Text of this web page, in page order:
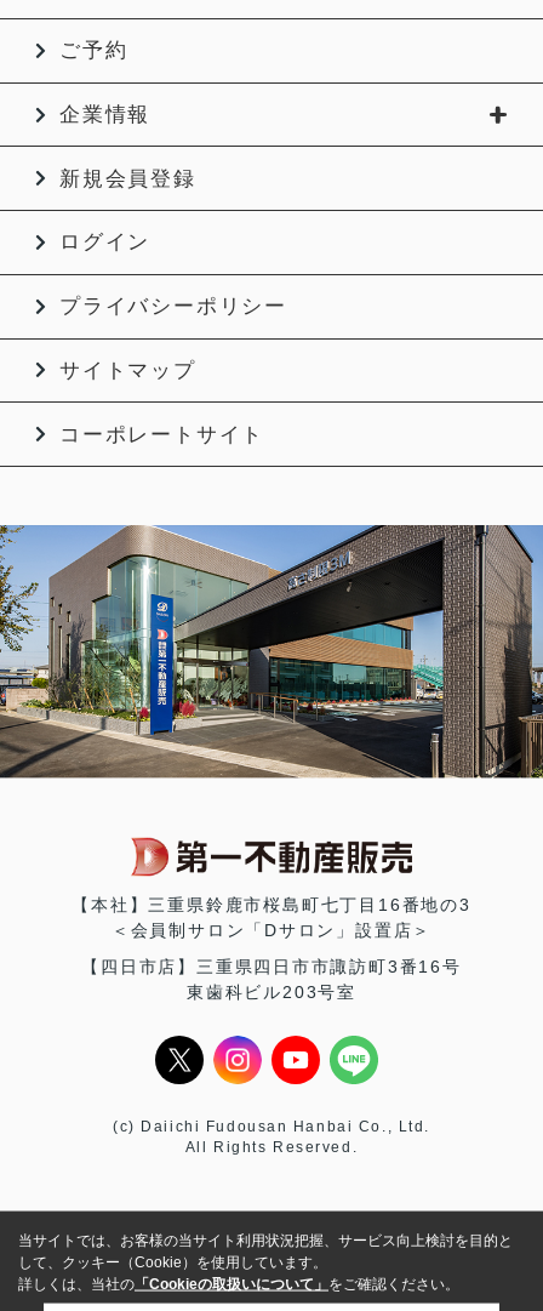
ご予約
企業情報
新規会員登録
ログイン
プライバシーポリシー
サイトマップ
コーポレートサイト
【本社】三重県鈴鹿市桜島町七丁目16番地の3
＜会員制サロン「Dサロン」設置店＞
【四日市店】三重県四日市市諏訪町3番16号
東歯科ビル203号室
(c) Daiichi Fudousan Hanbai Co., Ltd.
All Rights Reserved.
当サイトでは、お客様の当サイト利用状況把握、サービス向上検討を目的と
して、クッキー（Cookie）を使用しています。
詳しくは、当社の 「Cookieの取扱いについて」 をご確認ください。